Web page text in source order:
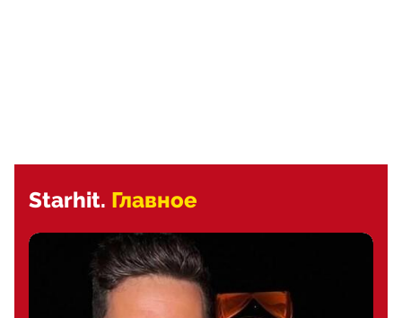
Starhit. Главное